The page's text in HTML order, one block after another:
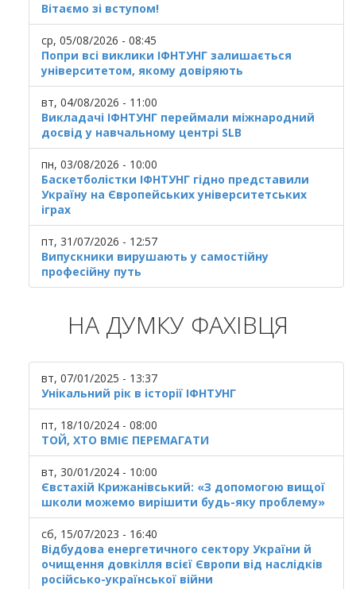
Вітаємо зі вступом!
ср, 05/08/2026 - 08:45
Попри всі виклики ІФНТУНГ залишається
університетом, якому довіряють
вт, 04/08/2026 - 11:00
Викладачі ІФНТУНГ переймали міжнародний
досвід у навчальному центрі SLB
пн, 03/08/2026 - 10:00
Баскетболістки ІФНТУНГ гідно представили
Україну на Європейських університетських
іграх
пт, 31/07/2026 - 12:57
Випускники вирушають у самостійну
професійну путь
НА ДУМКУ ФАХІВЦЯ
вт, 07/01/2025 - 13:37
Унікальний рік в історії ІФНТУНГ
пт, 18/10/2024 - 08:00
ТОЙ, ХТО ВМІЄ ПЕРЕМАГАТИ
вт, 30/01/2024 - 10:00
Євстахій Крижанівський: «З допомогою вищої
школи можемо вирішити будь-яку проблему»
сб, 15/07/2023 - 16:40
Відбудова енергетичного сектору України й
очищення довкілля всієї Європи від наслідків
російсько-української війни